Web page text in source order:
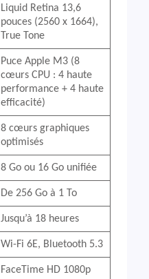
Liquid Retina 13,6
pouces (2560 x 1664),
True Tone
Puce Apple M3 (8
cœurs CPU : 4 haute
performance + 4 haute
efficacité)
8 cœurs graphiques
optimisés
8 Go ou 16 Go unifiée
De 256 Go à 1 To
Jusqu’à 18 heures
Wi-Fi 6E, Bluetooth 5.3
FaceTime HD 1080p